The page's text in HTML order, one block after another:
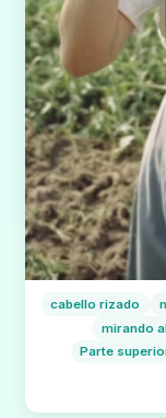
cabello rizado
mirando
Parte